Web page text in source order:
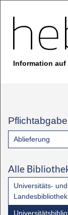
Information auf
Pflichtabgabe
Ablieferung
Alle
Universitäts- und